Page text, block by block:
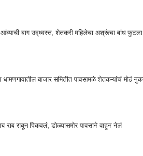
बाग उद्ध्वस्त, शेतकरी महिलेचा अश्रूंचा बांध फुटला
बाजार समितीत पावसामळे शेतकऱ्यांचं मोठं
राबून पिकवलं, डोळ्यासमोर पावसाने वाहून नेलं